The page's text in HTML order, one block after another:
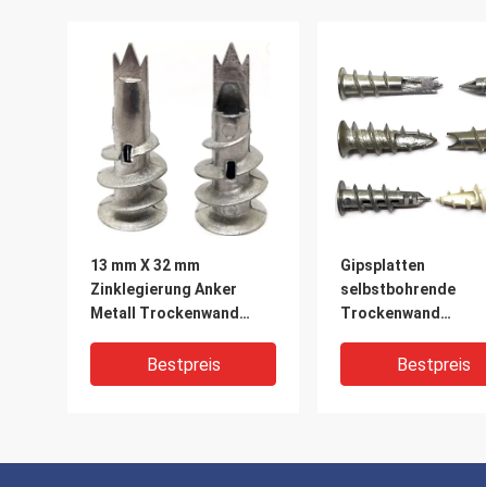
13 mm X 32 mm
Zinklegierung Anker
Metall Trockenwand
Bestpreis
Gipsplatten
selbstbohrende
Trockenwand
mm x 42 mmBestpreis